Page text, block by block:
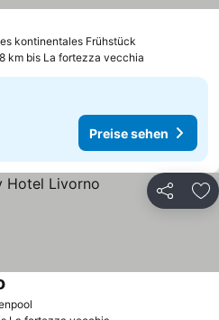
kontinentales Frühstück
km bis La fortezza vecchia
Preise sehen
Teilen